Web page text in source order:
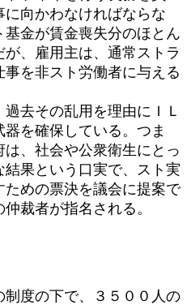
向かわなければならな
金が賃金喪失分のほとん
、雇用主は、通常ストラ
を非スト労働者に与える
去その乱用を理由にＩＬ
を確保している。つま
、社会や公衆衛生にとっ
果という口実で、スト実
めの票決を議会に提案で
裁者が指名される。
度の下で、３５００人の